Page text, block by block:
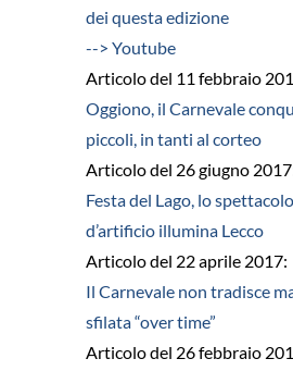
dei questa edizione
--> Youtube
Articolo del 11 febbraio
Oggiono, il Carnevale
piccoli, in tanti al corteo
Articolo del 26 giugno
Festa del Lago, lo
d’artificio illumina Lecco
Articolo del 22 aprile 2017:
Il Carnevale non tradisce
sfilata “over time”
Articolo del 26 febbraio